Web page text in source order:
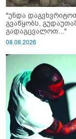
"უნდა
გვაწყობს,
გადაგცვალოთ..."
08.08.2026